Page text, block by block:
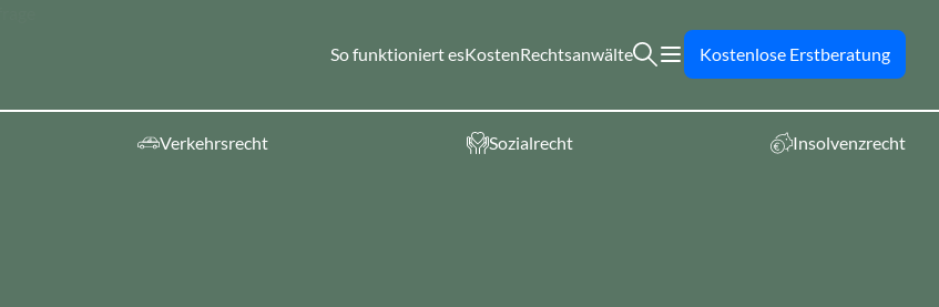
So funktioniert esKostenRechtsanwälte Kostenlose Erstberatung
Verkehrsrecht Sozialrecht Insolvenzrecht